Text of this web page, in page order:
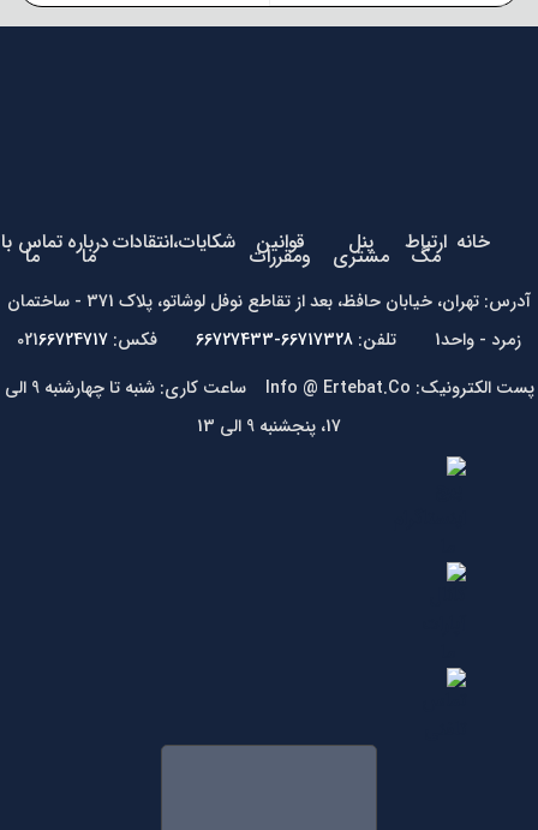
خانه ارتباط
مگ پنل
مشتری قوانین
ومقررات شکایات،انتقاداتدرباره
ما تماس با
ما
آدرس: تهران، خیابان حافظ، بعد از تقاطع نوفل لوشاتو، پلاک 371 - ساختمان
زمرد - واحد1 تلفن:
66717328-66727433 فکس: 021 66724717
پست الکترونیک: Info @ Ertebat.Co ساعت کاری: شنبه تا چهارشنبه 9 الی
17، پنجشنبه 9 الی 13